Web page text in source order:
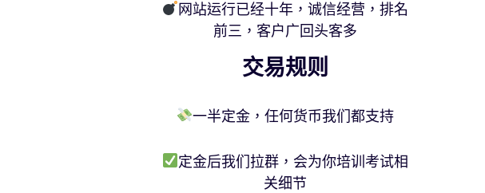
网站运行已经十年，诚信经营，排名
前三，客户广回头客多
交易规则
一半定金，任何货币我们都支持
定金后我们拉群，会为你培训考试相
关细节